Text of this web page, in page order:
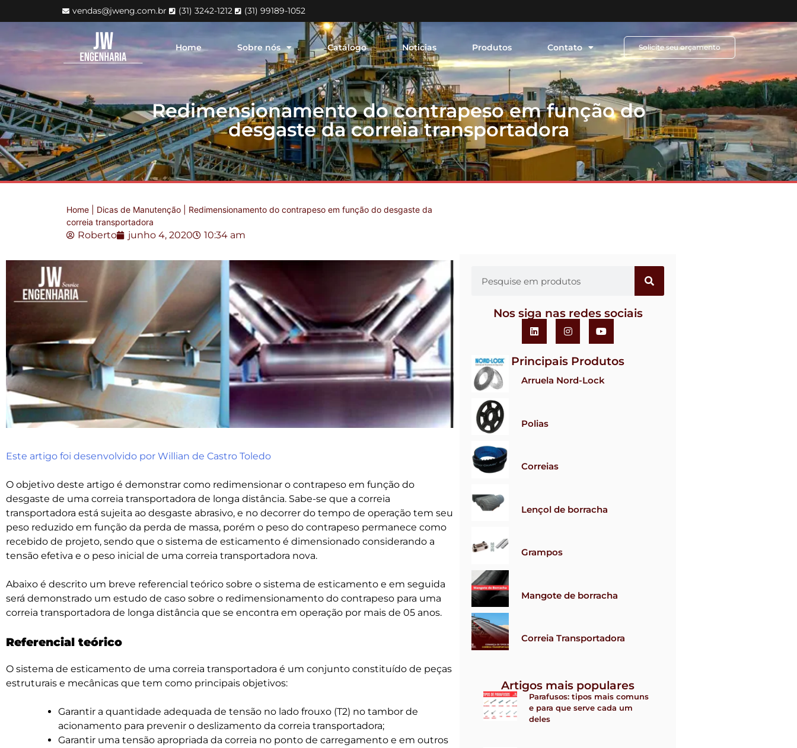
vendas@jweng.com.br (31) 3242-1212 (31) 99189-1052
Home Sobre nós Catálogo Noticias Produtos Contato Solicite seu orçamento
Redimensionamento do contrapeso em função do
desgaste da correia transportadora
Home Dicas de Manutenção
Redimensionamento do contrapeso em função do desgaste da
correia transportadora
Roberto junho 4, 2020 10:34 am
Este artigo foi desenvolvido por Willian de Castro Toledo
O objetivo deste artigo é demonstrar como redimensionar o contrapeso em função do
desgaste de uma correia transportadora de longa distância. Sabe-se que a correia
transportadora está sujeita ao desgaste abrasivo, e no decorrer do tempo de operação tem seu
peso reduzido em função da perda de massa, porém o peso do contrapeso permanece como
recebido de projeto, sendo que o sistema de esticamento é dimensionado considerando a
tensão efetiva e o peso inicial de uma correia transportadora nova.
Abaixo é descrito um breve referencial teórico sobre o sistema de esticamento e em seguida
será demonstrado um estudo de caso sobre o redimensionamento do contrapeso para uma
correia transportadora de longa distância que se encontra em operação por mais de 05 anos.
Referencial teórico
O sistema de esticamento de uma correia transportadora é um conjunto constituído de peças
estruturais e mecânicas que tem como principais objetivos:
Garantir a quantidade adequada de tensão no lado frouxo (T2) no tambor de
acionamento para prevenir o deslizamento da correia transportadora;
Garantir uma tensão apropriada da correia no ponto de carregamento e em outros
Nos siga nas redes sociais
Principais Produtos
Arruela Nord-Lock
Polias
Correias
Lençol de borracha
Grampos
Mangote de borracha
Correia Transportadora
Artigos mais populares
Parafusos: tipos mais comuns
e para que serve cada um
deles